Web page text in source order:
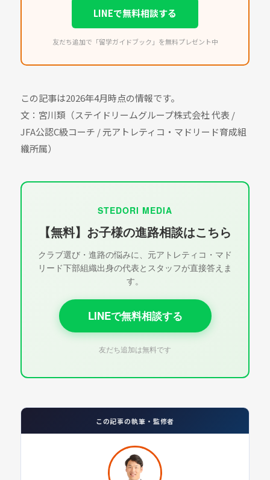
LINEで無料相談する
友だち追加で「留学ガイドブック」を無料プレゼント中
この記事は2026年4月時点の情報です。
文：宮川類（ステイドリームグループ株式会社 代表 /
JFA公認C級コーチ / 元アトレティコ・マドリード育成組
織所属）
STEDORI MEDIA
【無料】お子様の進路相談はこちら
クラブ選び・進路の悩みに、元アトレティコ・マド
リード下部組織出身の代表とスタッフが直接答えま
す。
LINEで無料相談する
友だち追加は無料です
この記事の執筆・監修者